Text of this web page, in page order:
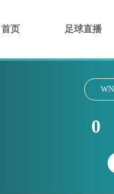
首页 足球直播
0